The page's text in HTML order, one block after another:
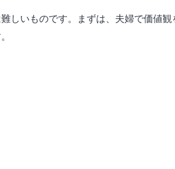
しいものです。まずは、夫婦で価値